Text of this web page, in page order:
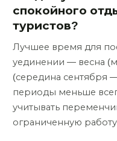
спокойного
туристов?
Лучшее время для
уединении — весна
(середина сентября
периоды меньше
учитывать
ограниченную